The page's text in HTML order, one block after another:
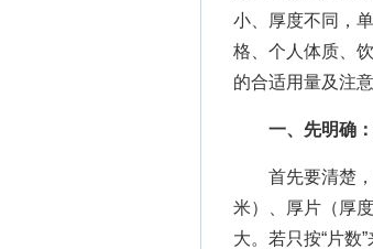
小、厚度不同，
格、个人体质、
的合适用量及注意
一、先明确
首先要清楚，
米）、厚片（厚
大。若只按“片数